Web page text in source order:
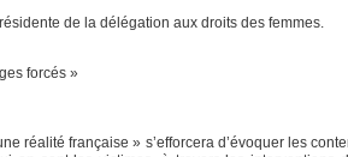
de la délégation aux droits des femmes.
forcés »
réalité française » s’efforcera d’évoquer les